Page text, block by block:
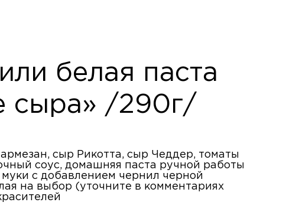
белая паста
сыра» /290г/
сыр Рикотта, сыр Чеддер, томаты
соус, домашняя паста ручной работы
муки с добавлением чернил черной
на выбор (уточните в комментариях